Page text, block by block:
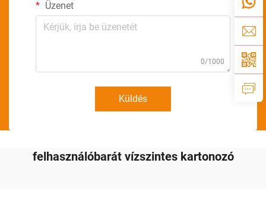
Üzenet
0/1000
Küldés
felhasználóbarát vízszintes kartonozó